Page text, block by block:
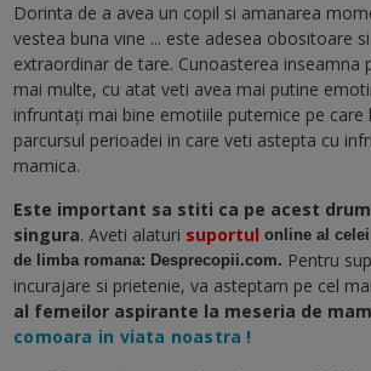
Dorinta de a avea un copil si amanarea
vestea buna vine ... este adesea obositoare
extraordinar de tare. Cunoasterea inseamna
mai multe, cu atat veti avea mai putine
infruntați mai bine emotiile puternice pe care
parcursul perioadei in care veti astepta cu
mamica.
Este important sa stiti ca pe acest
singura. Aveti alaturi suportul online al
de limba romana: Desprecopii.com. Pentru
incurajare si prietenie, va asteptam pe cel
al femeilor aspirante la meseria de
comoara in viata noastra !